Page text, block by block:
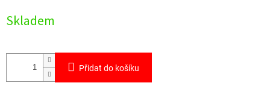
cena:
Skladem
Přidat do košíku